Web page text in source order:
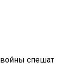
войны спешат